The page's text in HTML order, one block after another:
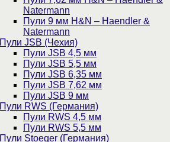
Natermann
Пули 9 мм H&N – Haendler &
Natermann
Пули JSB (Чехия)
Пули JSB 4,5 мм
Пули JSB 5,5 мм
Пули JSB 6,35 мм
Пули JSB 7,62 мм
Пули JSB 9 мм
Пули RWS (Германия)
Пули RWS 4,5 мм
Пули RWS 5,5 мм
Пули Stoeger (Германия)